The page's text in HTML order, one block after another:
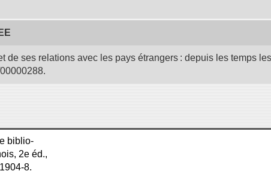
ses relations avec les pays étrangers : depuis les temps
biblio-
2e éd.,
8.